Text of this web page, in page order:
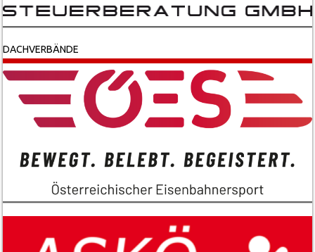
DACHVERBÄNDE